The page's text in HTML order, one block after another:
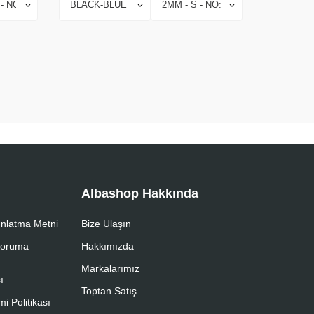
Metni
Politikası
Albashop Hakkında
Bize Ulaşın
Hakkımızda
Markalarımız
Toptan Satış